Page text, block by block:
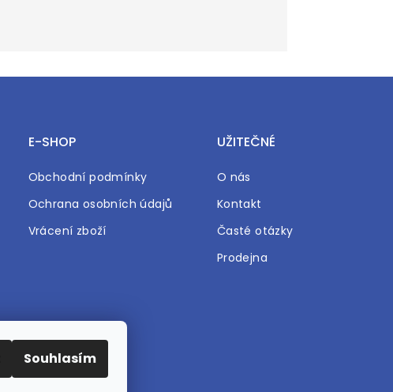
Souhlasím
E-SHOP
Obchodní podmínky
Ochrana osobních údajů
Vrácení zboží
UŽITEČNÉ
O nás
Kontakt
Časté otázky
Prodejna